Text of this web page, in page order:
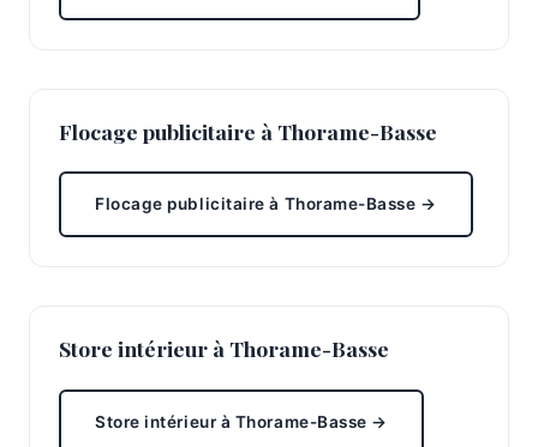
Flocage publicitaire à Thorame-Basse
Flocage publicitaire à Thorame-Basse →
Store intérieur à Thorame-Basse
Store intérieur à Thorame-Basse →